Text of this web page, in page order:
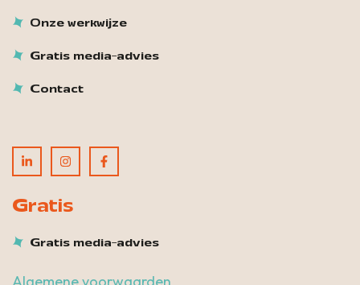
Onze werkwijze
Gratis media-advies
Contact
Gratis
Gratis media-advies